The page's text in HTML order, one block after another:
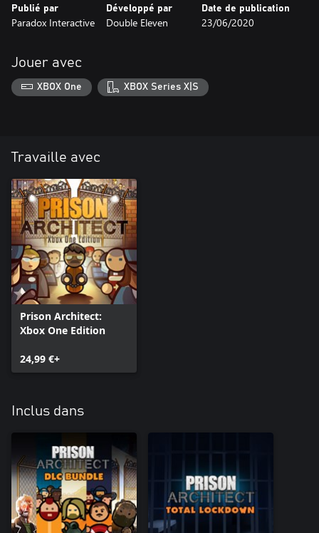
Publié par
Paradox Interactive
Développé par
Double Eleven
Date de publication
23/06/2020
Jouer avec
XBOX One XBOX Series X|S
Travaille avec
Prison Architect:
Xbox One Edition
24,99 €+
Inclus dans